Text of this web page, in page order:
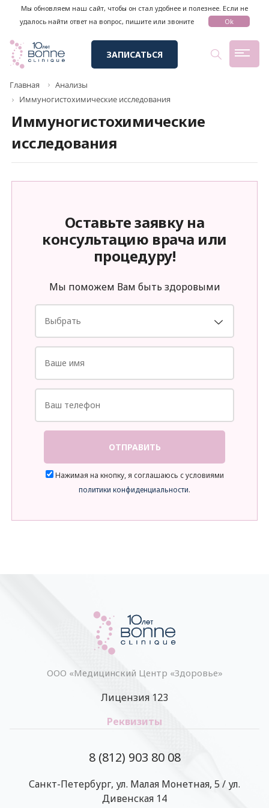
Мы обновляем наш сайт, чтобы он стал удобнее и полезнее. Если не
удалось найти ответ на вопрос, пишите или звоните
Ok
ЗАПИСАТЬСЯ
Главная
Анализы
Иммуногистохимические исследования
Иммуногистохимические
исследования
Оставьте заявку на
консультацию врача или
процедуру!
Мы поможем Вам быть здоровыми
ОТПРАВИТЬ
Нажимая на кнопку, я соглашаюсь с условиями
политики конфиденциальности.
ООО «Медицинский Центр «Здоровье»
Лицензия 123
Реквизиты
8 (812) 903 80 08
Санкт-Петербург, ул. Малая Монетная, 5 / ул.
Дивенская 14